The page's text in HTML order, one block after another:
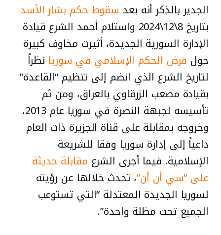
الجدير بالذكر أنه بعد سقوط حكم بشار الأسد
بتاريخ 8\12\2024 واستلام أحمد الشرع قيادة
الإدارة السورية الجديدة، أثيرت مخاوف كبيرة
حول فرض الحكم الإسلامي في سوريا نظراً
لتاريخ الشرع الذي انضم إلى تنظيم “القاعدة”
بقيادة مصعب الزرقاوي بالعراق، ومن ثم
تأسيسه لجبهة النصرة في سوريا عام 2013،
وخروجه بمقابلة على قناة الجزيرة ذات العام
داعياً إلى إدارة سوريا وفقا للشريعة
الإسلامية. فيما أجرى الشرع مقابلة حديثة
على “سي أن أن”، تحدث خلالها عن رؤيته
لسوريا الجديدة المعتدلة “التي تستوعب
الجميع تحت مظلة واحدة”.